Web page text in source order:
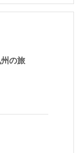
の旅